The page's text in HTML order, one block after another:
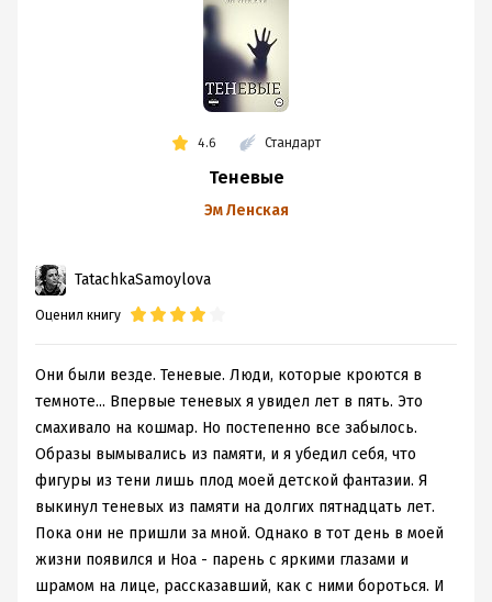
4.6 Стандарт
Теневые
Эм Ленская
TatachkaSamoylova
Оценил книгу
Они были везде. Теневые. Люди, которые кроются в
темноте... Впервые теневых я увидел лет в пять. Это
смахивало на кошмар. Но постепенно все забылось.
Образы вымывались из памяти, и я убедил себя, что
фигуры из тени лишь плод моей детской фантазии. Я
выкинул теневых из памяти на долгих пятнадцать лет.
Пока они не пришли за мной. Однако в тот день в моей
жизни появился и Ноа - парень с яркими глазами и
шрамом на лице, рассказавший, как с ними бороться. И